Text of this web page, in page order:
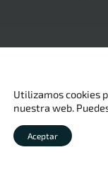
Aviso legal ·
de calidad
Utilizamos cookies
nuestra web.
Aceptar